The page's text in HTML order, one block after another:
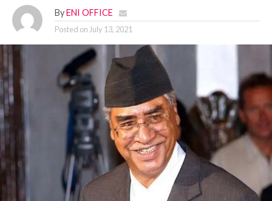
By ENI OFFICE
Posted on July 13, 2021